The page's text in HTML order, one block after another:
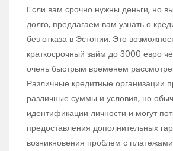
Если вам срочно нужны деньги, но
долго, предлагаем вам узнать о
без отказа в Эстонии. Это
краткосрочный займ до 3000 евро
очень быстрым временем
Различные кредитные организации
различные суммы и условия, но
идентификации личности и могут
предоставления дополнительных
возникновения проблем с